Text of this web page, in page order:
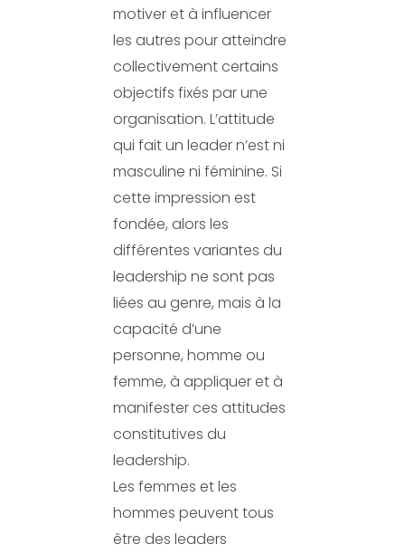
motiver et à influencer
les autres pour atteindre
collectivement certains
objectifs fixés par une
organisation. L’attitude
qui fait un leader n’est ni
masculine ni féminine. Si
cette impression est
fondée, alors les
différentes variantes du
leadership ne sont pas
liées au genre, mais à la
capacité d’une
personne, homme ou
femme, à appliquer et à
manifester ces attitudes
constitutives du
leadership.
Les femmes et les
hommes peuvent tous
être des leaders